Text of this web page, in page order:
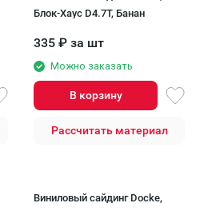
Блок-Хаус D4.7T, Банан
335 ₽ за шт
Можно заказать
В корзину
Рассчитать материал
Виниловый сайдинг Docke,